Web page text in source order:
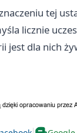
tej
licznie
jest dla nich